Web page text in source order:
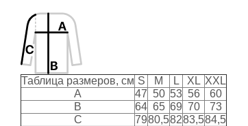
Таблица размеров, см S M L XL XXL
A
47 50 53 56
60
B
64 65 69 70
73
C
7980,58283,584,5